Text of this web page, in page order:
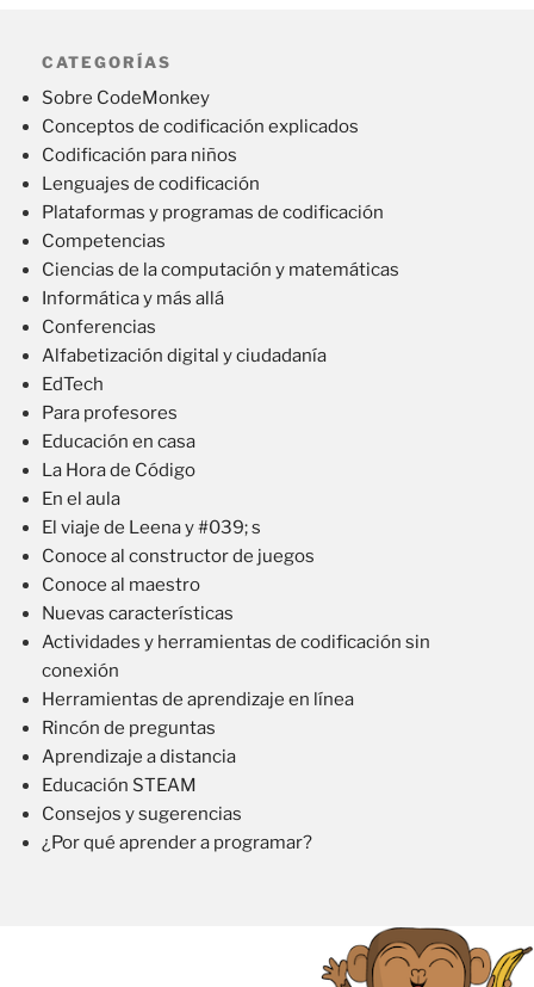
CATEGORÍAS
Sobre CodeMonkey
Conceptos de codificación explicados
Codificación para niños
Lenguajes de codificación
Plataformas y programas de codificación
Competencias
Ciencias de la computación y matemáticas
Informática y más allá
Conferencias
Alfabetización digital y ciudadanía
EdTech
Para profesores
Educación en casa
La Hora de Código
En el aula
El viaje de Leena y #039; s
Conoce al constructor de juegos
Conoce al maestro
Nuevas características
Actividades y herramientas de codificación sin
conexión
Herramientas de aprendizaje en línea
Rincón de preguntas
Aprendizaje a distancia
Educación STEAM
Consejos y sugerencias
¿Por qué aprender a programar?